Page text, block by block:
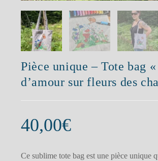
Pièce unique – Tote bag
d’amour sur fleurs des
40,00€
Ce sublime tote bag est une pièce unique